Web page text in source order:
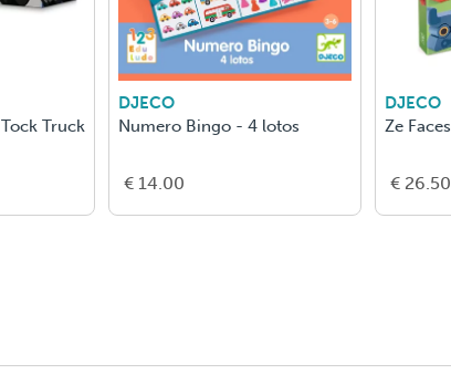
Truck
DJECO
Numero Bingo - 4 lotos
€ 14.00
DJECO
Ze Faces
€ 26.50